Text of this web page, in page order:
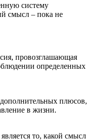
систему
смысл – пока не
провозглашающая
определенных
плюсов,
в жизни.
то, какой смысл